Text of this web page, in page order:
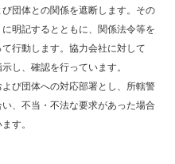
団体との関係を遮断します。その
明記するとともに、関係法令等を
行動します。協力会社に対して
し、確認を行っています。
び団体への対応部署とし、所轄警
、不当・不法な要求があった場合
す。